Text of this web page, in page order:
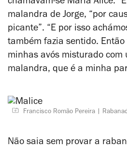
chamavam-se Maria Alice.”
malandra de Jorge, “por
picante”. “E por isso
também fazia sentido.
minhas avós misturado com
malandra, que é a minha
Francisco Romão Pereira
Não saia sem provar a